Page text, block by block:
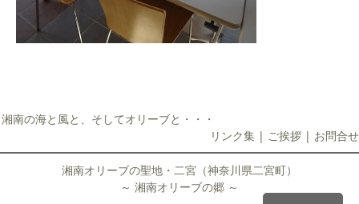
湘南の海と風と、そしてオリーブと・・・
リンク集 | ご挨拶 | お問合せ
湘南オリーブの聖地・二宮（神奈川県二宮町）
～ 湘南オリーブの郷 ～